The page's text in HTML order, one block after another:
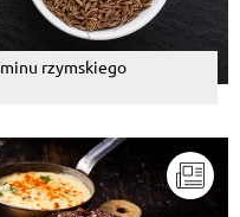
rzymskiego